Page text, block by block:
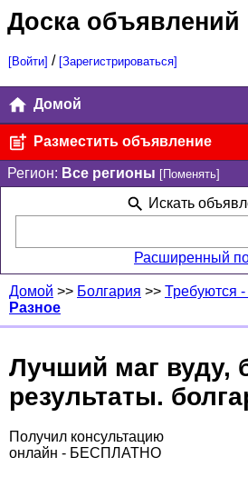
Доска объявлений
[Войти] / [Зарегистрироваться]
Домой
Разместить объявление
Регион: Все регионы [Поменять]
Искать
Расширенный
Домой >> Болгария >> Требуются
Разное
Лучший маг вуду,
результаты.
Получил консультацию
онлайн - БЕСПЛАТНО